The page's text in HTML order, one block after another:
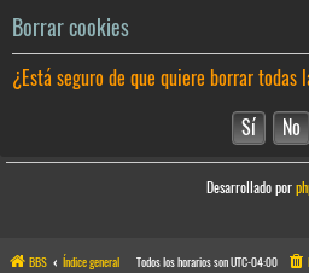
Borrar cookies
¿Está seguro de que quiere borrar todas
Desarrollado por
BBS Índice general Todos los horarios sonUTC-04:00